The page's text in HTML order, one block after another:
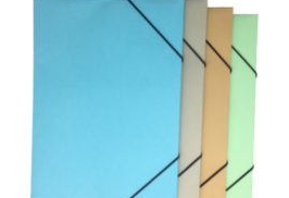
Add to
wishlist